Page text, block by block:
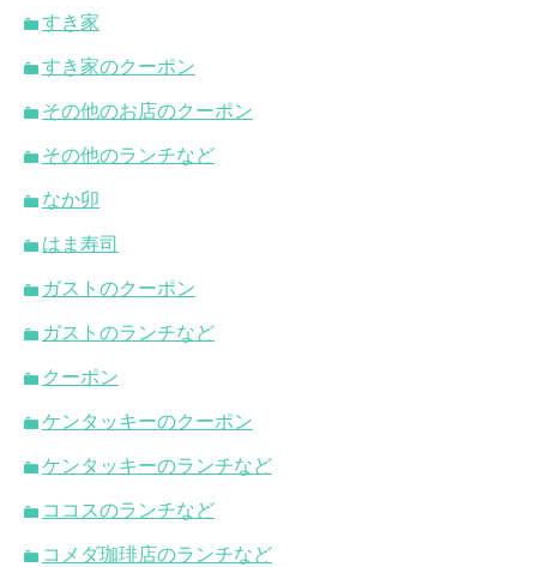
すき家
すき家のクーポン
その他のお店のクーポン
その他のランチなど
なか卯
はま寿司
ガストのクーポン
ガストのランチなど
クーポン
ケンタッキーのクーポン
ケンタッキーのランチなど
ココスのランチなど
コメダ珈琲店のランチなど